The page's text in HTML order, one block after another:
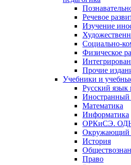
Речевое
Изучение
Социально-
Физическое
Прочие
Учебники и
Русский язык
Иностранный
Математика
Информатика
ОРКиСЭ.
Окружающий
История
Право